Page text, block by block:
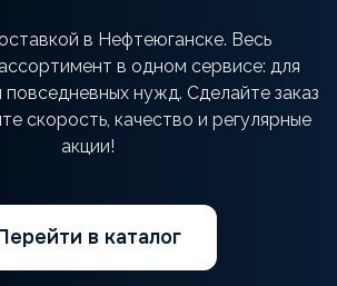
в Нефтеюганске. Весь
в одном сервисе: для
повседневных нужд. Сделайте заказ
скорость, качество и регулярные
акции!
в каталог